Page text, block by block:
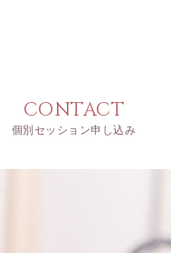
CONTACT
個別セッション申し込み